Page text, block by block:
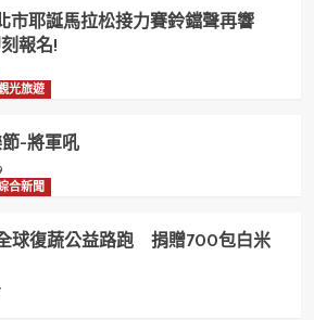
市耶誕馬拉松接力賽鈴鐺聲再響
報名!
光旅遊
-將軍吼
合新聞
球復蔬公益路跑 捐贈700包白米